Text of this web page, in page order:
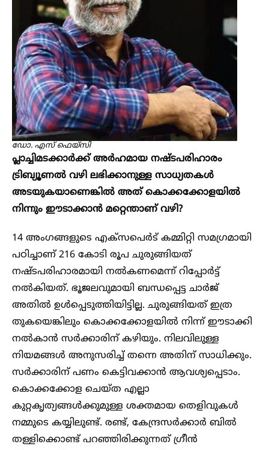
ഡോ. എസ് ഫെയ്സി
പ്ലാച്ചിമടക്കാര്‍ക്ക് അർഹമായ നഷ്ടപരിഹാരം
ട്രിബ്യൂണല്‍ വഴി ലഭിക്കാനുള്ള സാധ്യതകള്‍
അടയുകയാണെങ്കില്‍ അത് കൊക്കക്കോളയിൽ
നിന്നും ഈടാക്കാൻ മറ്റെന്താണ് വഴി?
14 അംഗങ്ങളുടെ എക്‌സപെര്‍ട് കമ്മിറ്റി സമഗ്രമായി
പഠിച്ചാണ് 216 കോടി രൂപ ചുരുങ്ങിയത്
നഷ്ടപരിഹാരമായി നല്‍കണമെന്ന് റിപ്പോര്‍ട്ട്
നല്‍കിയത്. ഭൂജലവുമായി ബന്ധപ്പെട്ട ചാര്‍ജ്
അതില്‍ ഉള്‍പ്പെടുത്തിയിട്ടില്ല. ചുരുങ്ങിയത് ഇത്ര
തുകയെങ്കിലും കൊക്കക്കോളയില്‍ നിന്ന് ഈടാക്കി
നല്‍കാന്‍ സര്‍ക്കാരിന് കഴിയും. നിലവിലുള്ള
നിയമങ്ങള്‍ അനുസരിച്ച് തന്നെ അതിന് സാധിക്കും.
സര്‍ക്കാരിന് പണം കെട്ടിവക്കാന്‍ ആവശ്യപ്പെടാം.
കൊക്കക്കോള ചെയ്ത എല്ലാ
കുറ്റകൃത്യങ്ങൾക്കുമുള്ള ശക്തമായ തെളിവുകള്‍
നമ്മുടെ കയ്യിലുണ്ട്. രണ്ട്, കേന്ദ്രസര്‍ക്കാര്‍ ബിൽ
തള്ളിക്കൊണ്ട് പറഞ്ഞിരിക്കുന്നത് ഗ്രീന്‍